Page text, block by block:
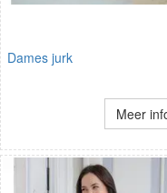
Dames jurk
Meer